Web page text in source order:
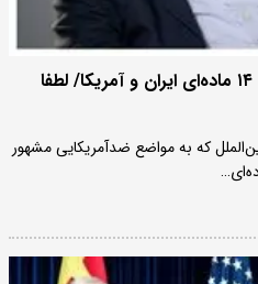
نقد فواد ایزدی به توافق احتمالی ۱۴ ماده‌ای ایران و آمریکا/ لطفا
که به مواضع ضدآمریکایی مشهور